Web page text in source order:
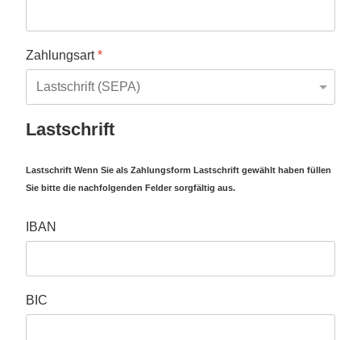
Zahlungsart*
Lastschrift
Lastschrift Wenn Sie als Zahlungsform Lastschrift gewählt haben füllen
Sie bitte die nachfolgenden Felder sorgfältig aus.
IBAN
BIC